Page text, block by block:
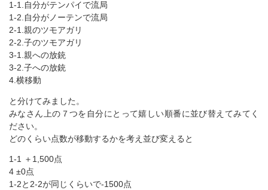
1-1.自分がテンパイで流局
1-2.自分がノーテンで流局
2-1.親のツモアガリ
2-2.子のツモアガリ
3-1.親への放銃
3-2.子への放銃
4.横移動
と分けてみました。
みなさん上の７つを自分にとって嬉しい順番に並び替えてみてく
ださい。
どのくらい点数が移動するかを考え並び変えると
1-1 ＋1,500点
4 ±0点
1-2と2-2が同じくらいで-1500点